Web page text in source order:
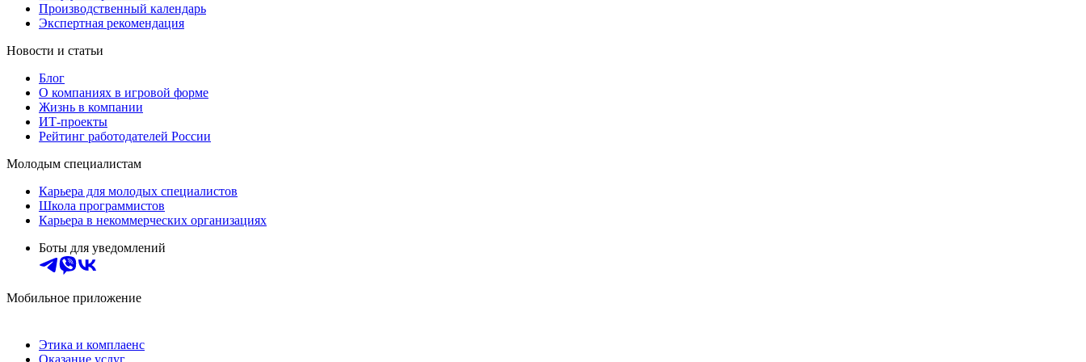
Производственный календарь
Экспертная рекомендация
Новости и статьи
Блог
О компаниях в игровой форме
Жизнь в компании
ИТ-проекты
Рейтинг работодателей России
Молодым специалистам
Карьера для молодых специалистов
Школа программистов
Карьера в некоммерческих организациях
Боты для уведомлений
Мобильное приложение
Этика и комплаенс